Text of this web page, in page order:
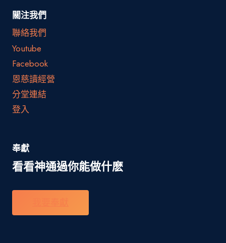
關注我們
聯絡我們
Youtube
Facebook
恩慈讀經營
分堂連結
登入
奉獻
看看神通過你能做什麽